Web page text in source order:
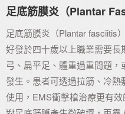
足底筋膜炎（Plantar
足底筋膜炎（Plantar fasciitis
好發於四十歲以上職業需要
弓、扁平足、體重過重問題
發生。患者可透過拉筋、冷
使用，EMS衝擊槍治療更有